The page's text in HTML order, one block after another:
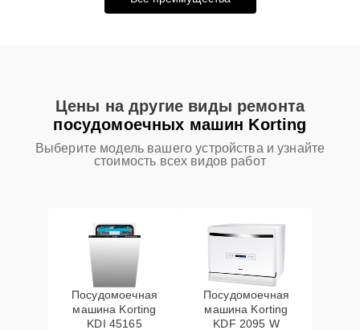
Цены на другие виды ремонта
посудомоечных машин Korting
Выберите модель вашего устройства и узнайте
стоимость всех видов работ
Посудомоечная
машина Korting
KDI 45165
Посудомоечная
машина Korting
KDF 2095 W